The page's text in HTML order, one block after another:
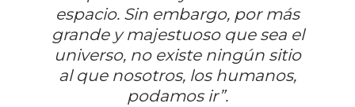
espacio. Sin embargo, por más
grande y majestuoso que sea el
universo, no existe ningún sitio
al que nosotros, los humanos,
podamos ir”.